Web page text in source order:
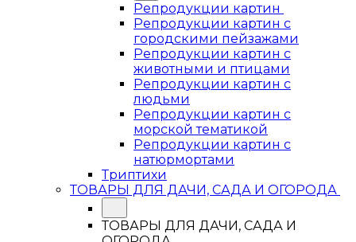
Репродукции картин
Репродукции картин с
городскими пейзажами
Репродукции картин с
животными и птицами
Репродукции картин с
людьми
Репродукции картин с
морской тематикой
Репродукции картин с
натюрмортами
Триптихи
ТОВАРЫ ДЛЯ ДАЧИ, САДА И ОГОРОДА
ТОВАРЫ ДЛЯ ДАЧИ, САДА И